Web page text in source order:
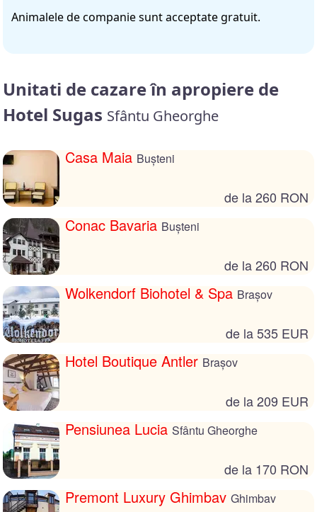
Animalele de companie sunt acceptate gratuit.
Unitati de cazare în apropiere de
Hotel Sugas Sfântu Gheorghe
Casa Maia Bușteni
de la 260 RON
Conac Bavaria Bușteni
de la 260 RON
Wolkendorf Biohotel & Spa Brașov
de la 535 EUR
Hotel Boutique Antler Brașov
de la 209 EUR
Pensiunea Lucia Sfântu Gheorghe
de la 170 RON
Premont Luxury Ghimbav Ghimbav